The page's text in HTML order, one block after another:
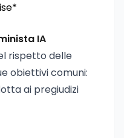
IA
rispetto delle
obiettivi comuni:
ai pregiudizi